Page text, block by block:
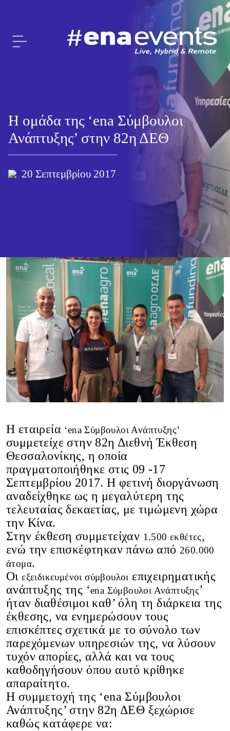
H ομάδα της ‘ena Σύμβουλοι
Ανάπτυξης’ στην 82η ΔΕΘ
20 Σεπτεμβρίου 2017
H εταιρεία ‘ena Σύμβουλοι Ανάπτυξης’
συμμετείχε στην 82η Διεθνή Έκθεση
Θεσσαλονίκης, η οποία
πραγματοποιήθηκε στις 09 -17
Σεπτεμβρίου 2017. Η φετινή διοργάνωση
αναδείχθηκε ως η μεγαλύτερη της
τελευταίας δεκαετίας, με τιμώμενη χώρα
την Κίνα.
Στην έκθεση συμμετείχαν 1.500 εκθέτες,
ενώ την επισκέφτηκαν πάνω από 260.000
άτομα.
Οιεξειδικευμένοι σύμβουλοι επιχειρηματικής
ανάπτυξης της ‘ena Σύμβουλοι Ανάπτυξης’
ήταν διαθέσιμοι καθ’ όλη τη διάρκεια της
έκθεσης, να ενημερώσουν τους
επισκέπτες σχετικά με το σύνολο των
παρεχόμενων υπηρεσιών της, να λύσουν
τυχόν απορίες, αλλά και να τους
καθοδηγήσουν όπου αυτό κρίθηκε
απαραίτητο.
Η συμμετοχή της ‘ena Σύμβουλοι
Ανάπτυξης’ στην 82η ΔΕΘ ξεχώρισε
καθώς κατάφερε να: